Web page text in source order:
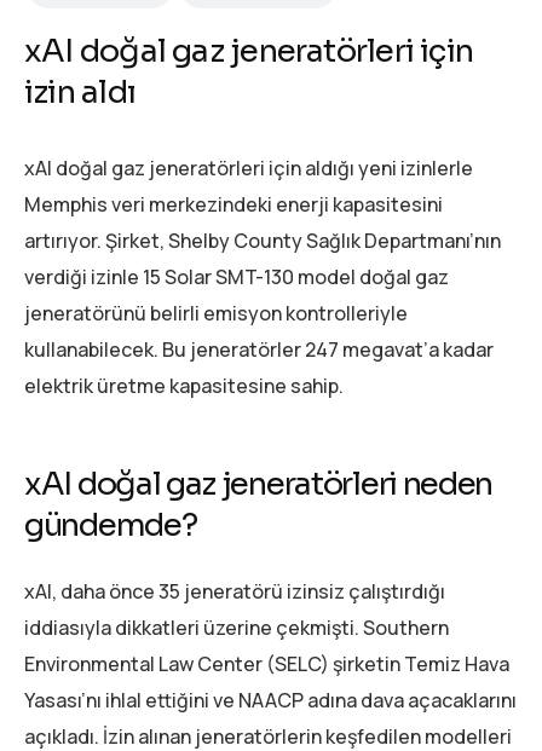
xAI doğal gaz jeneratörleri için
izin aldı
xAI doğal gaz jeneratörleri için aldığı yeni izinlerle
Memphis veri merkezindeki enerji kapasitesini
artırıyor. Şirket, Shelby County Sağlık Departmanı’nın
verdiği izinle 15 Solar SMT-130 model doğal gaz
jeneratörünü belirli emisyon kontrolleriyle
kullanabilecek. Bu jeneratörler 247 megavat’a kadar
elektrik üretme kapasitesine sahip.
xAI doğal gaz jeneratörleri neden
gündemde?
xAI, daha önce 35 jeneratörü izinsiz çalıştırdığı
iddiasıyla dikkatleri üzerine çekmişti. Southern
Environmental Law Center (SELC) şirketin Temiz Hava
Yasası’nı ihlal ettiğini ve NAACP adına dava açacaklarını
açıkladı. İzin alınan jeneratörlerin keşfedilen modelleri